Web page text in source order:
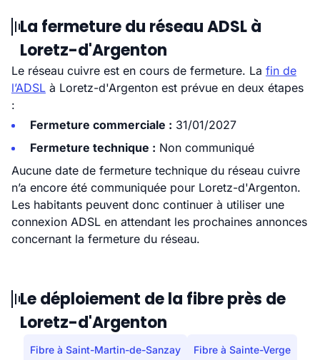
La fermeture du réseau ADSL à
Loretz-d'Argenton
Le réseau cuivre est en cours de fermeture. La fin de
l’ADSL à Loretz-d'Argenton est prévue en deux étapes
:
Fermeture commerciale : 31/01/2027
Fermeture technique : Non communiqué
Aucune date de fermeture technique du réseau cuivre
n’a encore été communiquée pour Loretz-d'Argenton.
Les habitants peuvent donc continuer à utiliser une
connexion ADSL en attendant les prochaines annonces
concernant la fermeture du réseau.
Le déploiement de la fibre près de
Loretz-d'Argenton
Fibre à Saint-Martin-de-Sanzay Fibre à Sainte-Verge